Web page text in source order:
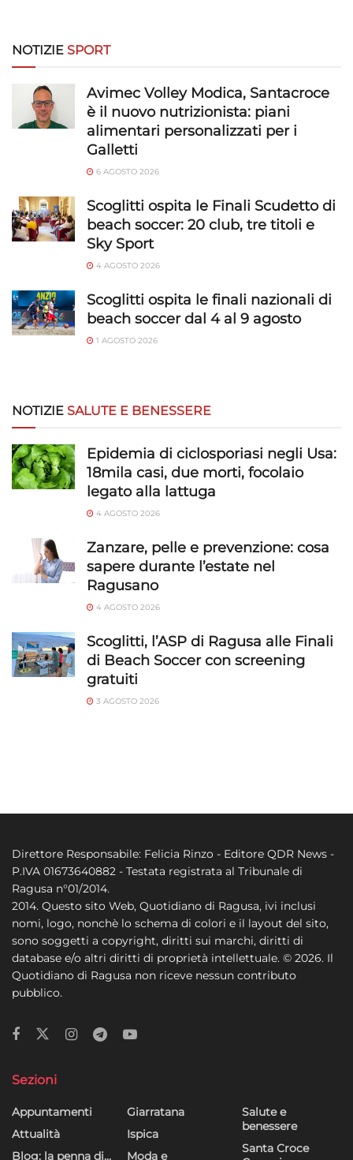
NOTIZIE SPORT
Avimec Volley Modica, Santacroce
è il nuovo nutrizionista: piani
alimentari personalizzati per i
Galletti
6 AGOSTO 2026
Scoglitti ospita le Finali Scudetto di
beach soccer: 20 club, tre titoli e
Sky Sport
4 AGOSTO 2026
Scoglitti ospita le finali nazionali di
beach soccer dal 4 al 9 agosto
1 AGOSTO 2026
NOTIZIE SALUTE E BENESSERE
Epidemia di ciclosporiasi negli Usa:
18mila casi, due morti, focolaio
legato alla lattuga
4 AGOSTO 2026
Zanzare, pelle e prevenzione: cosa
sapere durante l’estate nel
Ragusano
4 AGOSTO 2026
Scoglitti, l’ASP di Ragusa alle Finali
di Beach Soccer con screening
gratuiti
3 AGOSTO 2026
Direttore Responsabile: Felicia Rinzo - Editore QDR News -
P.IVA 01673640882 - Testata registrata al Tribunale di
Ragusa n°01/2014.
2014. Questo sito Web, Quotidiano di Ragusa, ivi inclusi
nomi, logo, nonchè lo schema di colori e il layout del sito,
sono soggetti a copyright, diritti sui marchi, diritti di
database e/o altri diritti di proprietà intellettuale. © 2026. Il
Quotidiano di Ragusa non riceve nessun contributo
pubblico.
Sezioni
Appuntamenti
Attualità
Blog: la penna di…
Giarratana
Ispica
Moda e
Salute e
benessere
Santa Croce